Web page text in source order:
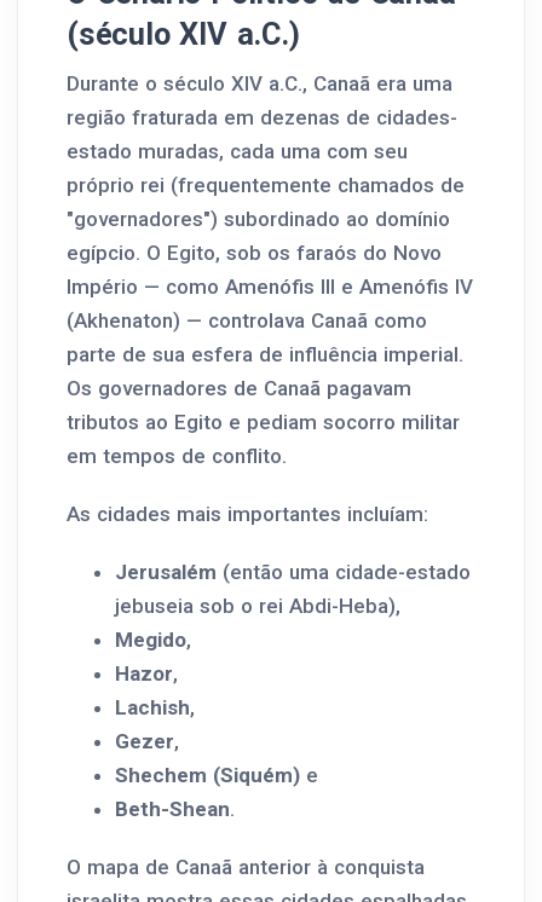
(século XIV a.C.)
Durante o século XIV a.C., Canaã era uma
região fraturada em dezenas de cidades-
estado muradas, cada uma com seu
próprio rei (frequentemente chamados de
"governadores") subordinado ao domínio
egípcio. O Egito, sob os faraós do Novo
Império — como Amenófis III e Amenófis IV
(Akhenaton) — controlava Canaã como
parte de sua esfera de influência imperial.
Os governadores de Canaã pagavam
tributos ao Egito e pediam socorro militar
em tempos de conflito.
As cidades mais importantes incluíam:
Jerusalém (então uma cidade-estado
jebuseia sob o rei Abdi-Heba),
Megido,
Hazor,
Lachish,
Gezer,
Shechem (Siquém) e
Beth-Shean.
O mapa de Canaã anterior à conquista